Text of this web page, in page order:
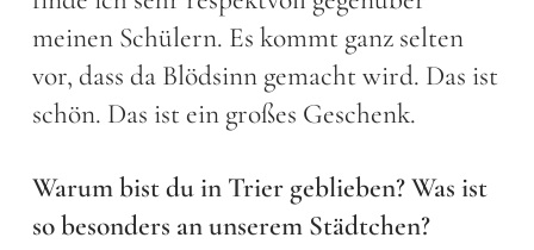
meinen Schülern. Es kommt ganz selten
vor, dass da Blödsinn gemacht wird. Das ist
schön. Das ist ein großes Geschenk.
Warum bist du in Trier geblieben? Was ist
so besonders an unserem Städtchen?